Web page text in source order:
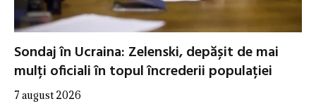
Sondaj în Ucraina: Zelenski, depășit de mai
mulți oficiali în topul încrederii populației
7 august 2026